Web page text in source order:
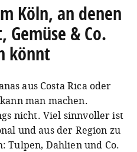
Köln, an denen
Gemüse & Co.
könnt
aus Costa Rica oder
man machen.
nicht. Viel sinnvoller ist
und aus der Region zu
Tulpen, Dahlien und Co.